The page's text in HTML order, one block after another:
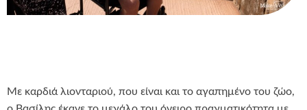
Με καρδιά λιονταριού, που είναι και το αγαπημένο του ζώο,